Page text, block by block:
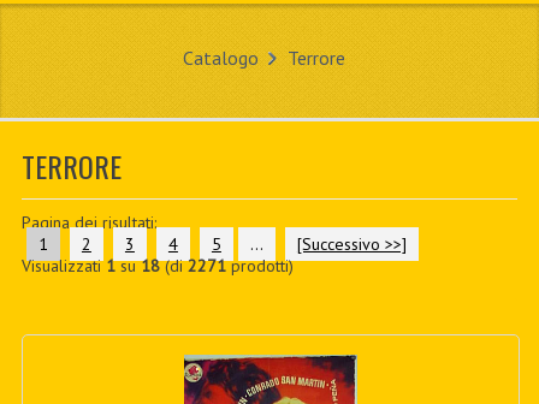
IL MIO CONTO
CUSTOM PDF
Catalogo Terrore
TERRORE
Pagina dei risultati:
1
2 3 4 5 ...
[Successivo >>]
Visualizzati1su18(di2271prodotti)